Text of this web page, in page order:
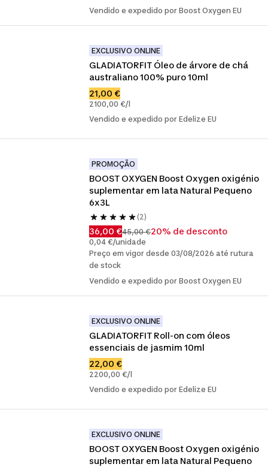
Vendido e expedido por Boost Oxygen EU
EXCLUSIVO ONLINE
GLADIATORFIT Óleo de árvore de chá
australiano 100% puro 10ml
21,00 €
2100,00 €/l
Vendido e expedido por Edelize EU
PROMOÇÃO
BOOST OXYGEN Boost Oxygen oxigénio
suplementar em lata Natural Pequeno
6x3L
(2)
36,00 €45,00 €20% de desconto
0,04 €/unidade
Preço em vigor desde 03/08/2026 até rutura
de stock
Vendido e expedido por Boost Oxygen EU
EXCLUSIVO ONLINE
GLADIATORFIT Roll-on com óleos
essenciais de jasmim 10ml
22,00 €
2200,00 €/l
Vendido e expedido por Edelize EU
EXCLUSIVO ONLINE
BOOST OXYGEN Boost Oxygen oxigénio
suplementar em lata Natural Pequeno